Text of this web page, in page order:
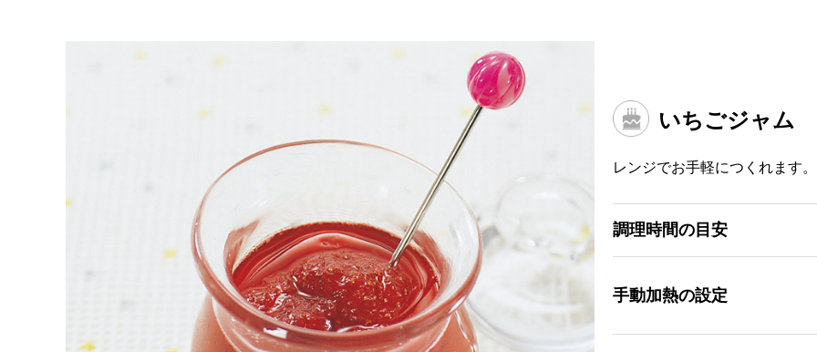
いちごジャム
レンジでお手軽につくれます。
調理時間の目安
手動加熱の設定